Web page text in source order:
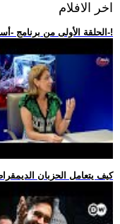
اخر الافلام
.. الحلقة الأولى من برنامج -أسئلة حارقة-!
.. كيف يتعامل الحزبان